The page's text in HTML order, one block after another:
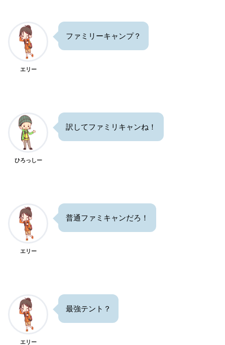
エリー
ファミリーキャンプ？
ひろっしー
訳してファミリキャンね！
エリー
普通ファミキャンだろ！
エリー
最強テント？